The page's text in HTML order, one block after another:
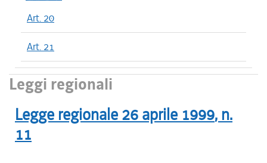
Art. 20
Art. 21
Leggi regionali
Legge regionale 26 aprile 1999, n.
11